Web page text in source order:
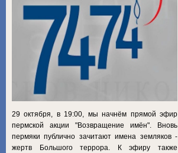
29 октября, в 19:00, мы начнём прямой эфир
пермской акции "Возвращение имён". Вновь
пермяки публично зачитают имена земляков -
жертв Большого террора. К эфиру также